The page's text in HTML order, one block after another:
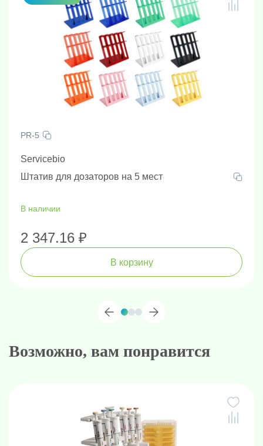
PR-5
Servicebio
Штатив для дозаторов на 5 мест
В наличии
2 347.16 ₽
В корзину
Возможно, вам понравится